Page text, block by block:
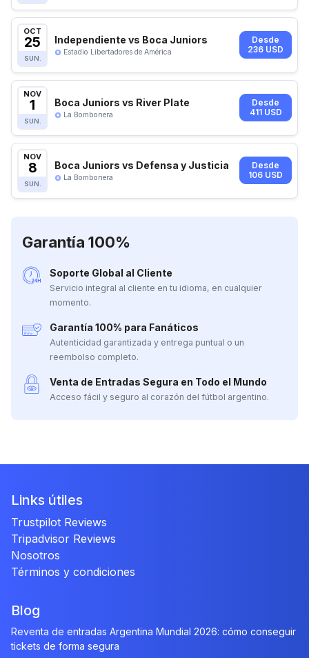
OCT
25
SUN.
Independiente vs Boca Juniors
Estadio Libertadores de América
Desde
236 USD
NOV
1
SUN.
Boca Juniors vs River Plate
La Bombonera
Desde
411 USD
NOV
8
SUN.
Boca Juniors vs Defensa y Justicia
La Bombonera
Desde
106 USD
Garantía 100%
Soporte Global al Cliente
Servicio integral al cliente en tu idioma, en cualquier
momento.
Garantía 100% para Fanáticos
Autenticidad garantizada y entrega puntual o un
reembolso completo.
Venta de Entradas Segura en Todo el Mundo
Acceso fácil y seguro al corazón del fútbol argentino.
Links útiles
Trustpilot Reviews
Tripadvisor Reviews
Nosotros
Términos y condiciones
Blog
Reventa de entradas Argentina Mundial 2026: cómo conseguir
tickets de forma segura